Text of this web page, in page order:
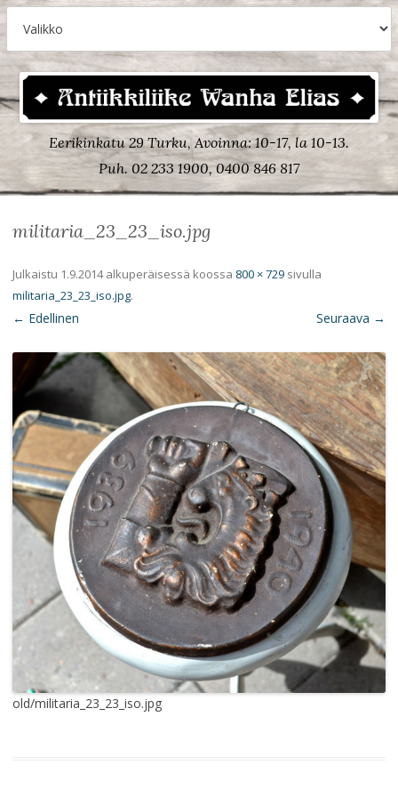
Eerikinkatu 29 Turku, Avoinna: 10-17, la 10-13.
Puh. 02 233 1900, 0400 846 817
militaria_23_23_iso.jpg
Julkaistu 1.9.2014alkuperäisessä koossa 800 × 729 sivulla
militaria_23_23_iso.jpg.
← Edellinen Seuraava →
old/militaria_23_23_iso.jpg